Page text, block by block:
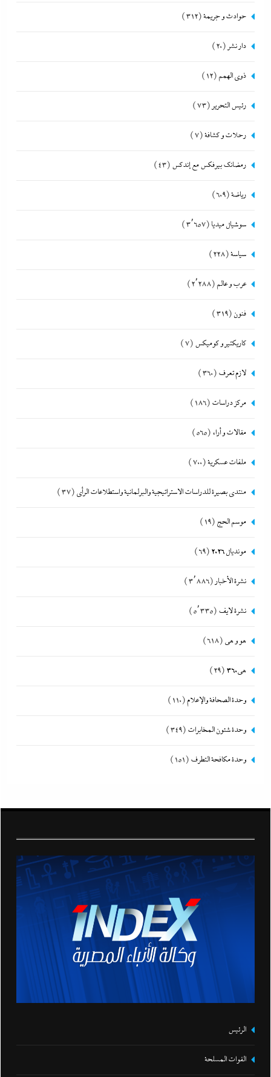
حوادث و جريمة(312)
دار نشر (20)
ذوى الهمم (12)
رئيس التحرير (73)
رحلات و كشافة(7)
رمضانك بيرفكس مع إندكس (43)
رياضة(609)
سوشيال ميديا (3٬657)
سياسة(228)
عرب و عالم (2٬288)
فنون (319)
كاريكتير و كوميكس (7)
لازم تعرف (360)
مركز دراسات (186)
مقالات و أراء (565)
ملفات عسكرية(700)
منتدى بصيرة للدراسات الاستراتيجية والبرلمانية واستطلاعات الرأى (37)
موسم الحج (19)
مونديال 2026 (69)
نشرة الأخبار (3٬886)
نشرة لايف (5٬335)
هو و هي (618)
هى360 (29)
وحدة الصحافة والإعلام(110)
وحدة شئون المخابرات (349)
وحدة مكافحة التطرف (151)
الرئيس
القوات المسلحة